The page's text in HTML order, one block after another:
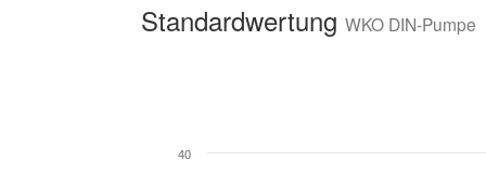
Standardwertung WKO DIN-Pumpe
40